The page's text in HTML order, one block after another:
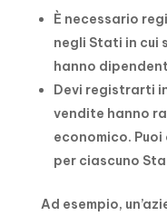
È necessario
negli Stati in cui
hanno
Devi registrarti
vendite hanno
economico.
per ciascuno
Ad esempio,